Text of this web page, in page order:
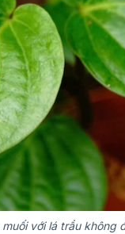
với lá trầu không